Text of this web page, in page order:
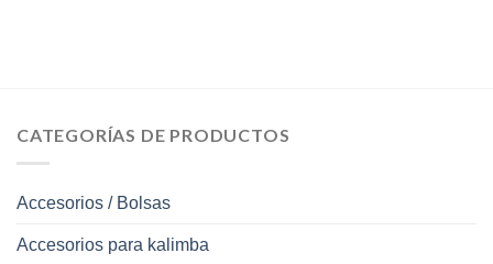
CATEGORÍAS DE PRODUCTOS
Accesorios / Bolsas
Accesorios para kalimba